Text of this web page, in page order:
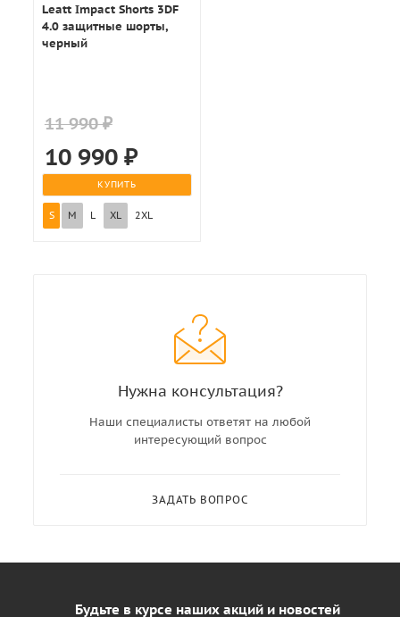
Leatt Impact Shorts 3DF
4.0 защитные шорты,
черный
11 990 ₽
10 990₽
КУПИТЬ
S M L XL 2XL
Нужна консультация?
Наши специалисты ответят на любой
интересующий вопрос
ЗАДАТЬ ВОПРОС
Будьте в курсе наших акций и новостей